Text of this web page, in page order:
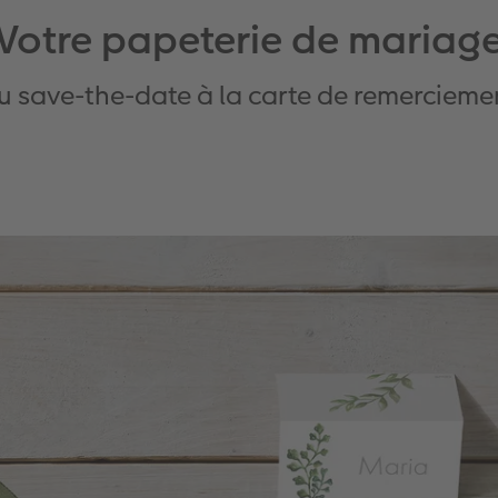
papeterie de
save-the-date à la carte de